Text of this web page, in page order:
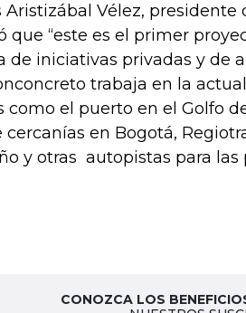
Aristizábal Vélez, presidente
que “este es el primer
de iniciativas privadas y de
trabaja en la
como el puerto en el Golfo
cercanías en Bogotá,
y otras autopistas para las
CONOZCA LOS